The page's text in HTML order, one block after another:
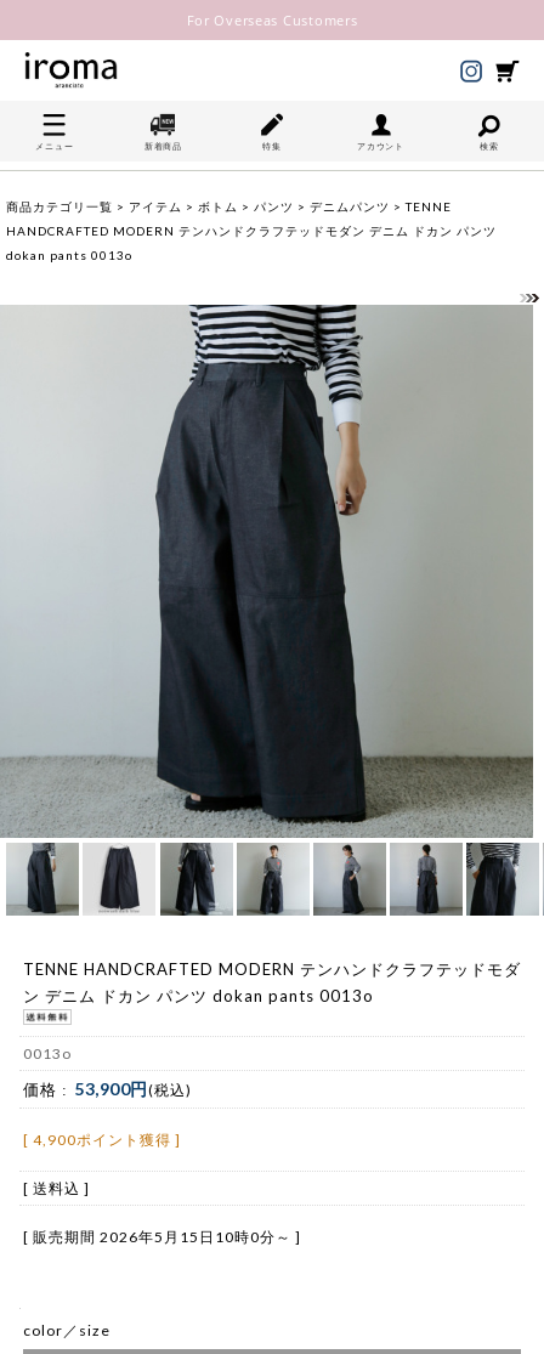
For Overseas Customers
メニュー 新着商品 特集 アカウント 検索
商品カテゴリ一覧 > アイテム > ボトム > パンツ > デニムパンツ > TENNE
HANDCRAFTED MODERN テンハンドクラフテッドモダン デニム ドカン パンツ
dokan pants 0013o
TENNE HANDCRAFTED MODERN テンハンドクラフテッドモダ
ン デニム ドカン パンツ dokan pants 0013o
0013o
価格 : 53,900円 (税込)
[ 4,900ポイント獲得 ]
[ 送料込 ]
[ 販売期間 2026年5月15日10時0分 ～ ]
color／size